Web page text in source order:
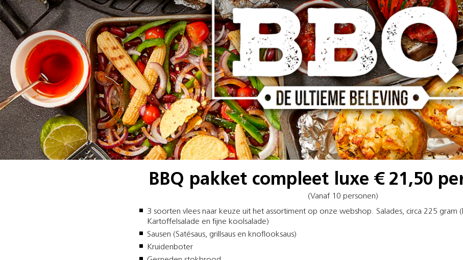
BBQ pakket compleet luxe € 21,50
(Vanaf 10 personen)
3 soorten vlees naar keuze uit het assortiment op onze webshop. Salades, circa 225 gram
Kartoffelsalade en fijne koolsalade)
Sausen (Satésaus, grillsaus en knoflooksaus)
Kruidenboter